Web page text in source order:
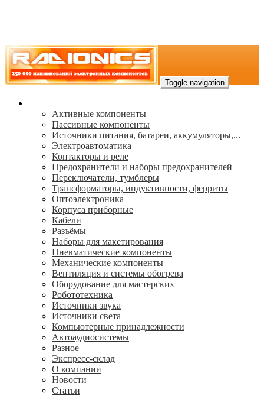
Toggle navigation
Активные компоненты
Пассивные компоненты
Источники питания, батареи, аккумуляторы,...
Электроавтоматика
Контакторы и реле
Предохранители и наборы предохранителей
Переключатели, тумблеры
Трансформаторы, индуктивности, ферриты
Oптоэлектроника
Корпуса приборные
Кабели
Разъёмы
Наборы для макетирования
Пневматические компоненты
Механические компоненты
Вентиляция и системы обогрева
Оборудование для мастерских
Робототехника
Источники звука
Источники света
Компьютерные принадлежности
Автоаудиосистемы
Разное
Экспресс-склад
О компании
Новости
Статьи